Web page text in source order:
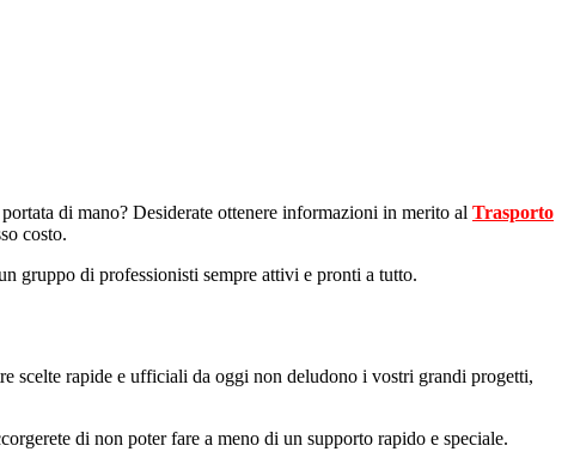
di mano? Desiderate ottenere informazioni in merito al Trasporto
costo.
gruppo di professionisti sempre attivi e pronti a tutto.
scelte rapide e ufficiali da oggi non deludono i vostri grandi progetti,
di non poter fare a meno di un supporto rapido e speciale.